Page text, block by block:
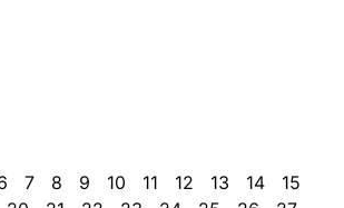
7 8 9 10 11 12 13 14
15